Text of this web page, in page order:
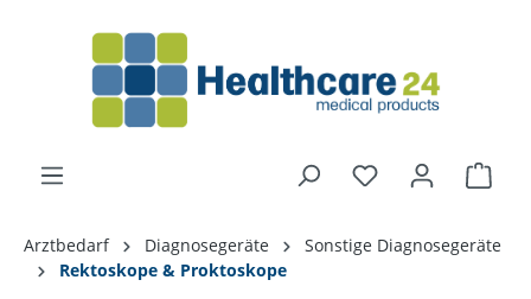
Arztbedarf Diagnosegeräte
Sonstige Diagnosegeräte
Rektoskope & Proktoskope